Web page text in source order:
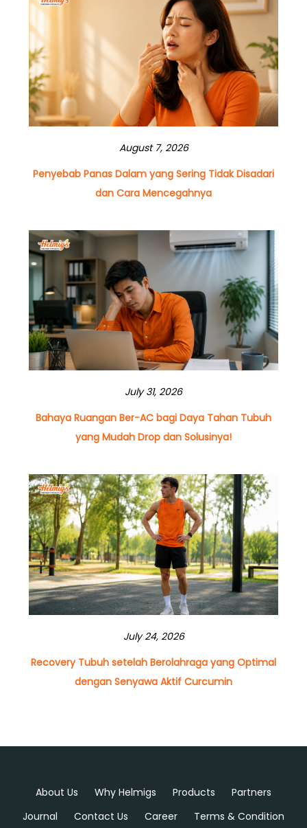
August 7, 2026
Penyebab Panas Dalam yang Sering Tidak Disadari
dan Cara Mencegahnya
July 31, 2026
Bahaya Ruangan Ber-AC bagi Daya Tahan Tubuh
yang Mudah Drop dan Solusinya!
July 24, 2026
Recovery Tubuh setelah Berolahraga yang Optimal
dengan Senyawa Aktif Curcumin
About Us Why Helmigs Products
Partners
Journal
Contact Us Career Terms & Condition